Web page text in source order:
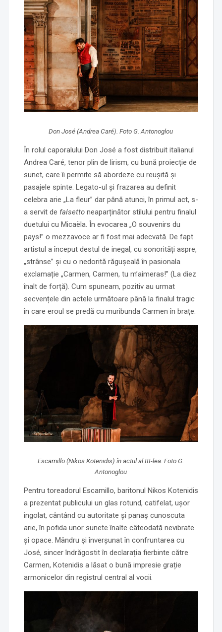
Don José (Andrea Caré). Foto G. Antonoglou
În rolul caporalului Don José a fost distribuit italianul
Andrea Caré, tenor plin de lirism, cu bună proiecție de
sunet, care îi permite să abordeze cu reușită și
pasajele spinte. Legato-ul și frazarea au definit
celebra arie „La fleur” dar până atunci, în primul act, s-
a servit de falsettoneaparținător stilului pentru finalul
duetului cu Micaëla. În evocarea „O souvenirs du
pays!” o mezzavoce ar fi fost mai adecvată. De fapt
artistul a început destul de inegal, cu sonorități aspre,
„strânse” și cu o nedorită răgușeală în pasionala
exclamație „Carmen, Carmen, tu m’aimeras!” (La diez
înalt de forță). Cum spuneam, pozitiv au urmat
secvențele din actele următoare până la finalul tragic
în care eroul se predă cu muribunda Carmen în brațe.
Escamillo (Nikos Kotenidis) în actul al III-lea. Foto G.
Antonoglou
Pentru toreadorul Escamillo, baritonul Nikos Kotenidis
a prezentat publicului un glas rotund, catifelat, ușor
ingolat, cântând cu autoritate și panaș cunoscuta
arie, în pofida unor sunete înalte câteodată nevibrate
și opace. Mândru și înverșunat în confruntarea cu
José, sincer îndrăgostit în declarația fierbinte către
Carmen, Kotenidis a lăsat o bună impresie grație
armonicelor din registrul central al vocii.